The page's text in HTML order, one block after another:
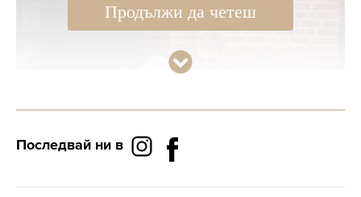
Продължи да четеш
Последвай ни в